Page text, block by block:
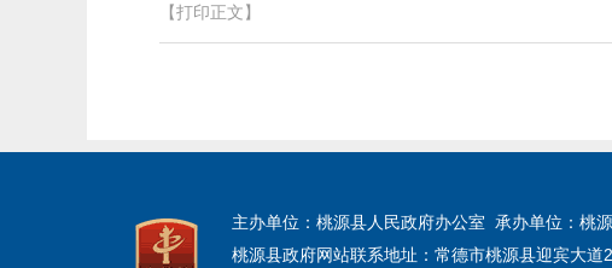
【打印正文】
主办单位：桃源县人民政府办公室 承办单位：桃
桃源县政府网站联系地址：常德市桃源县迎宾大